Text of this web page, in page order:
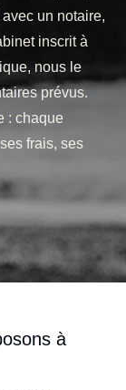
un notaire,
inscrit à
nous le
prévus.
: chaque
frais, ses
à